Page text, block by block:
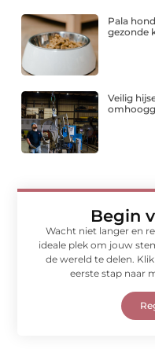
Pala
gezonde
Veilig
Begin
Wacht niet langer en
ideale plek om jouw
de wereld te delen.
eerste stap naar